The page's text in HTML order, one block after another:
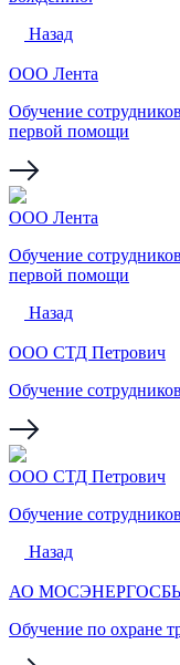
Назад
ООО Лента
Обучение
первой помощи
ООО Лента
Обучение
первой помощи
Назад
ООО СТД Петрович
Обучение
ООО СТД Петрович
Обучение
Назад
АО
Обучение по охране